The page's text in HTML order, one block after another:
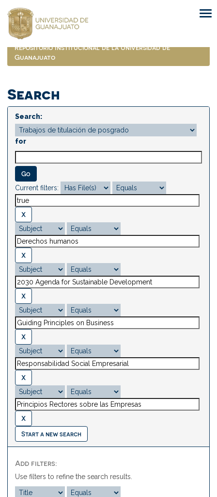
navigation
Repositorio Institucional de la Universidad de
Guanajuato
Search
Search:
for
Current filters:
Start a new search
Add filters:
Use filters to refine the search results.